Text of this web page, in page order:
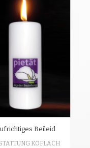
Beileid
KÖFLACH